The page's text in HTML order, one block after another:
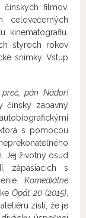
filmov.
celovečerných
kinematografiu.
štyroch rokov
snímky. Vstup
pán Nádor!
čínsky zábavný
s pomocou
Jej životný osud
zápasiacich s
Komediálne
Opäť 20(2015)
zistí, že je